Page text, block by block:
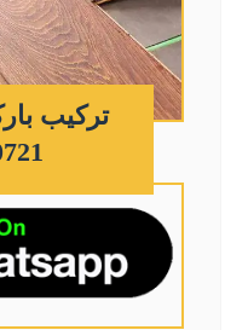
تركيب